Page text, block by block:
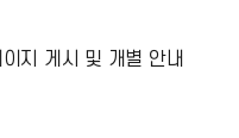
지 게시 및 개별 안내